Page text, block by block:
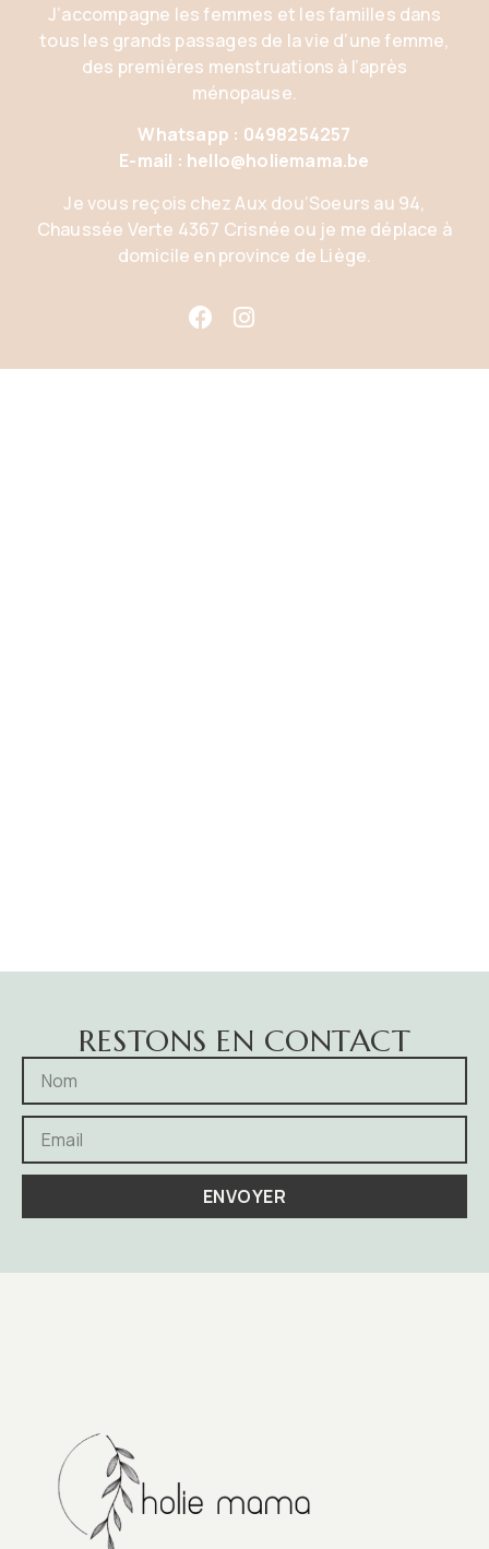
J’accompagne les femmes et les familles dans
tous les grands passages de la vie d’une femme,
des premières menstruations à l’après
ménopause.
Whatsapp : 0498254257
E-mail : hello@holiemama.be
Je vous reçois chez Aux dou’Soeurs au 94,
Chaussée Verte 4367 Crisnée ou je me déplace à
domicile en province de Liège.
RESTONS EN CONTACT
ENVOYER